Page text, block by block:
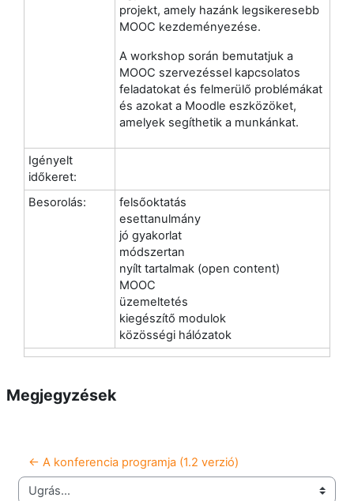
projekt, amely hazánk legsikeresebb
MOOC kezdeményezése.
A workshop során bemutatjuk a
MOOC szervezéssel kapcsolatos
feladatokat és felmerülő problémákat
és azokat a Moodle eszközöket,
amelyek segíthetik a munkánkat.
Igényelt
időkeret:
Besorolás:
felsőoktatás
esettanulmány
jó gyakorlat
módszertan
nyílt tartalmak (open content)
MOOC
üzemeltetés
kiegészítő modulok
közösségi hálózatok
Megjegyzések
← A konferencia programja (1.2 verzió)
Ugrás...